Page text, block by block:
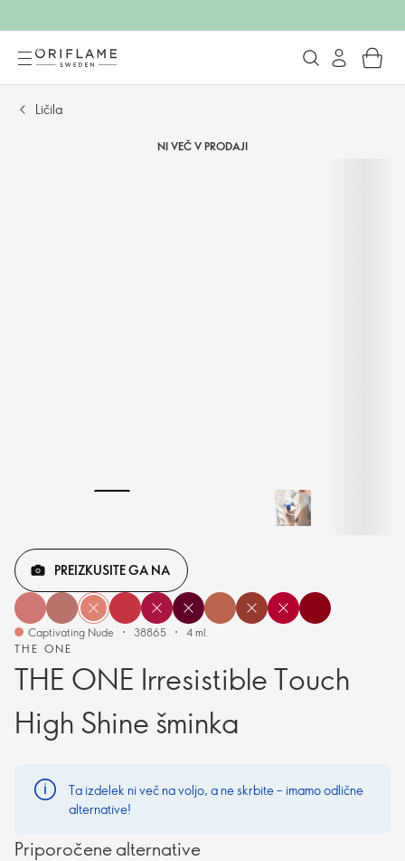
Ličila
NI VEČ V PRODAJI
THE ONE
THE ONE Irresistible Touch
High Shine šminka
PREIZKUSITE GA NA
Captivating Nude 38865 4 ml.
Ta izdelek ni več na voljo, a ne skrbite – imamo odlične
alternative!
Priporočene alternative